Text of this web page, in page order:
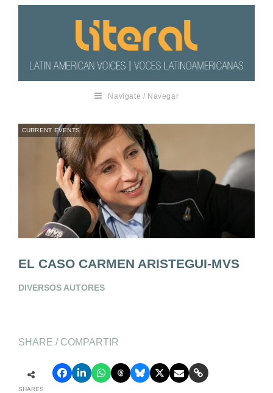
Navigate / Navegar
CURRENT EVENTS
EL CASO CARMEN ARISTEGUI-MVS
DIVERSOS AUTORES
SHARE / COMPARTIR
SHARES